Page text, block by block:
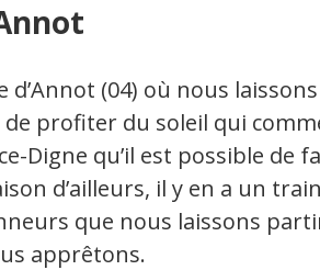
d’Annot (04) où nous
profiter du soleil qui
Digne qu’il est possible de
d’ailleurs, il y en a un
que nous laissons
apprêtons.